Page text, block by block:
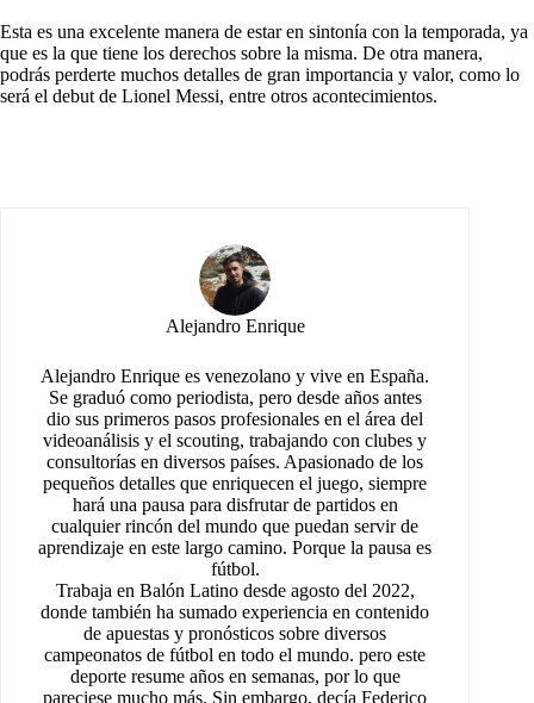
Esta es una excelente manera de estar en sintonía con la temporada, ya
que es la que tiene los derechos sobre la misma. De otra manera,
podrás perderte muchos detalles de gran importancia y valor, como lo
será el debut de Lionel Messi, entre otros acontecimientos.
Alejandro Enrique
Alejandro Enrique es venezolano y vive en España.
Se graduó como periodista, pero desde años antes
dio sus primeros pasos profesionales en el área del
videoanálisis y el scouting, trabajando con clubes y
consultorías en diversos países. Apasionado de los
pequeños detalles que enriquecen el juego, siempre
hará una pausa para disfrutar de partidos en
cualquier rincón del mundo que puedan servir de
aprendizaje en este largo camino. Porque la pausa es
fútbol.
Trabaja en Balón Latino desde agosto del 2022,
donde también ha sumado experiencia en contenido
de apuestas y pronósticos sobre diversos
campeonatos de fútbol en todo el mundo. pero este
deporte resume años en semanas, por lo que
pareciese mucho más. Sin embargo, decía Federico